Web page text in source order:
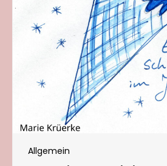
Allgemein